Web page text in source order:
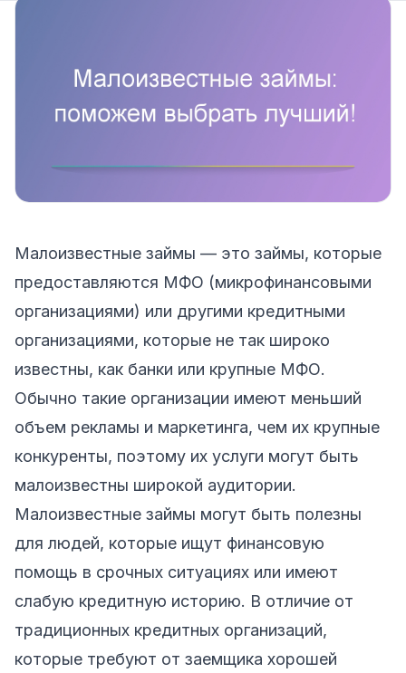
Малоизвестные займы — это займы, которые
предоставляются МФО (микрофинансовыми
организациями) или другими кредитными
организациями, которые не так широко
известны, как банки или крупные МФО.
Обычно такие организации имеют меньший
объем рекламы и маркетинга, чем их крупные
конкуренты, поэтому их услуги могут быть
малоизвестны широкой аудитории.
Малоизвестные займы могут быть полезны
для людей, которые ищут финансовую
помощь в срочных ситуациях или имеют
слабую кредитную историю. В отличие от
традиционных кредитных организаций,
которые требуют от заемщика хорошей